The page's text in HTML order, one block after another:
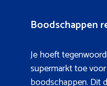
Boodschappen
Je hoeft
supermarkt toe
boodschappen. Dit